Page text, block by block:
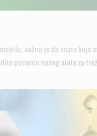
važno je da znate koje
pomoću našeg alata za